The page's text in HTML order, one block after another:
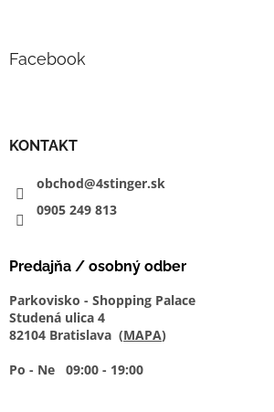
Facebook
KONTAKT
obchod@4stinger.sk
0905 249 813
Predajňa / osobný odber
Parkovisko - Shopping Palace
Studená ulica 4
82104 Bratislava (MAPA)
Po - Ne 09:00 - 19:00